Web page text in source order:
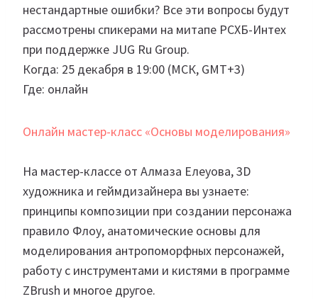
нестандартные ошибки? Все эти вопросы будут
рассмотрены спикерами на митапе РСХБ-Интех
при поддержке JUG Ru Group.
Когда: 25 декабря в 19:00 (МСК, GMT+3)
Где: онлайн
Онлайн мастер-класс «Основы моделирования»
На мастер-классе от Алмаза Елеуова, 3D
художника и геймдизайнера вы узнаете:
принципы композиции при создании персонажа
правило Флоу, анатомические основы для
моделирования антропоморфных персонажей,
работу с инструментами и кистями в программе
ZBrush и многое другое.